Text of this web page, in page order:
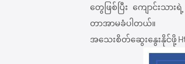
တွေဖြစ်ပြီး ကျောင်း
တာအာမခံပါတယ်။
အသေးစိတ်ဆွေးနွေးနိုင်ဖို့